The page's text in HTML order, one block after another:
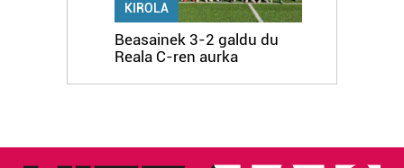
KIROLA
Beasainek 3-2 galdu du
Reala C-ren aurka